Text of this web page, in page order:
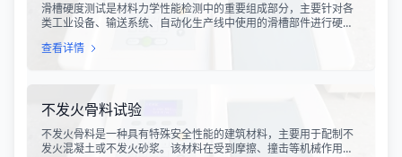
滑槽硬度测试是材料力学性能检测中的重要组成部分，主要针对各
类工业设备、输送系统、自动化生产线中使用的滑槽部件进行硬度
响设备的使用寿命、运行稳定性和安全性。通过科学的硬度测试，
查看详情
不发火骨料试验
不发火骨料是一种具有特殊安全性能的建筑材料，主要用于配制不
发火混凝土或不发火砂浆。该材料在受到摩擦、撞击等机械作用